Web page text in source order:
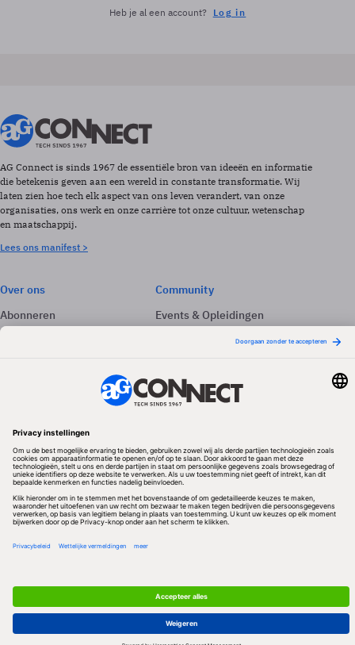
Heb je al een account? Log in
AG Connect is sinds 1967 de essentiële bron van ideeën en informatie
die betekenis geven aan een wereld in constante transformatie. Wij
laten zien hoe tech elk aspect van ons leven verandert, van onze
organisaties, ons werk en onze carrière tot onze cultuur, wetenschap
en maatschappij.
Lees ons manifest >
Over ons
Abonneren
Adverteren
Community
Events & Opleidingen
Volg ons
Redactionele partner
Algemene Voorwaarden & Copyrights